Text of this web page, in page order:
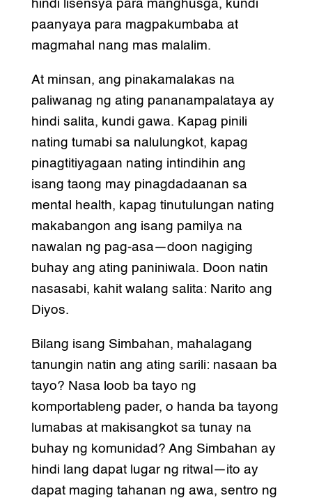
hindi lisensya para manghusga, kundi
paanyaya para magpakumbaba at
magmahal nang mas malalim.
At minsan, ang pinakamalakas na
paliwanag ng ating pananampalataya ay
hindi salita, kundi gawa. Kapag pinili
nating tumabi sa nalulungkot, kapag
pinagtitiyagaan nating intindihin ang
isang taong may pinagdadaanan sa
mental health, kapag tinutulungan nating
makabangon ang isang pamilya na
nawalan ng pag-asa—doon nagiging
buhay ang ating paniniwala. Doon natin
nasasabi, kahit walang salita: Narito ang
Diyos.
Bilang isang Simbahan, mahalagang
tanungin natin ang ating sarili: nasaan ba
tayo? Nasa loob ba tayo ng
komportableng pader, o handa ba tayong
lumabas at makisangkot sa tunay na
buhay ng komunidad? Ang Simbahan ay
hindi lang dapat lugar ng ritwal—ito ay
dapat maging tahanan ng awa, sentro ng